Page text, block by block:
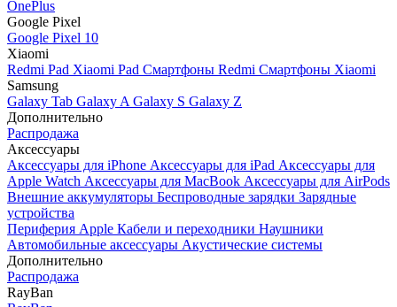
OnePlus
Google Pixel
Google Pixel 10
Xiaomi
Redmi Pad Xiaomi Pad Смартфоны Redmi Смартфоны Xiaomi
Samsung
Galaxy Tab Galaxy A Galaxy S Galaxy Z
Дополнительно
Распродажа
Аксессуары
Аксессуары для iPhone Аксессуары для iPad Аксессуары для
Apple Watch Аксессуары для MacBook Аксессуары для AirPods
Внешние аккумуляторы Беспроводные зарядки Зарядные
устройства
Периферия Apple Кабели и переходники Наушники
Автомобильные аксессуары Акустические системы
Дополнительно
Распродажа
RayBan